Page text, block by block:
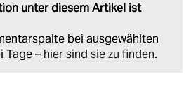
unter diesem Artikel ist
bei ausgewählten
Tage – hier sind sie zu finden.